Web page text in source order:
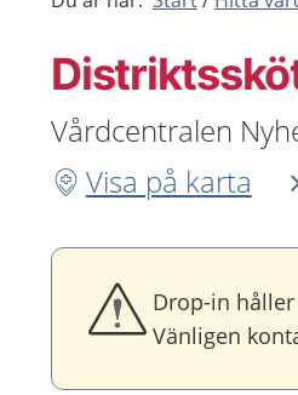
Vårdcentralen
Visa på karta
Drop-in håller
Vänligen